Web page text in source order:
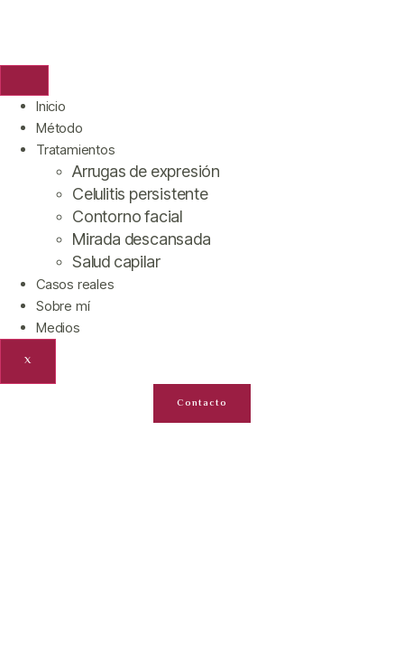
Inicio
Método
Tratamientos
Arrugas de expresión
Celulitis persistente
Contorno facial
Mirada descansada
Salud capilar
Casos reales
Sobre mí
Medios
X
Contacto